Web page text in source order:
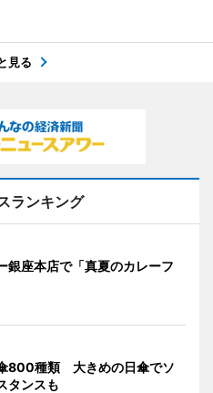
見る
ランキング
銀座本店で「真夏のカレーフ
800種類 大きめの日傘でソ
タンスも